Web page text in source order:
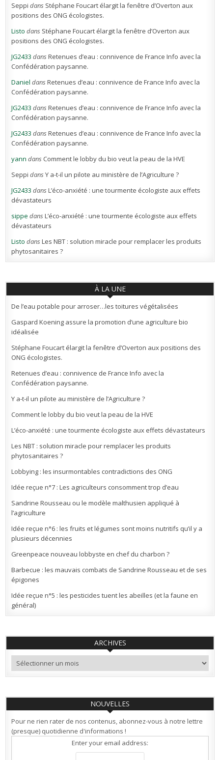
Seppi dans Stéphane Foucart élargit la fenêtre d’Overton aux
positions des ONG écologistes.
Listo dans Stéphane Foucart élargit la fenêtre d’Overton aux
positions des ONG écologistes.
JG2433 dansRetenues d’eau : connivence de France Info avec la
Confédération paysanne.
Daniel dansRetenues d’eau : connivence de France Info avec la
Confédération paysanne.
JG2433 dansRetenues d’eau : connivence de France Info avec la
Confédération paysanne.
JG2433 dansRetenues d’eau : connivence de France Info avec la
Confédération paysanne.
yann dans Comment le lobby du bio veut la peau de la HVE
Seppi dansY a-t-il un pilote au ministère de l’Agriculture ?
JG2433 dansL’éco-anxiété : une tourmente écologiste aux effets
dévastateurs
sippe dansL’éco-anxiété : une tourmente écologiste aux effets
dévastateurs
Listo dansLes NBT : solution miracle pour remplacer les produits
phytosanitaires ?
À LA UNE
De l’eau potable pour arroser…les toitures végétalisées
Gaspard Koening assure la promotion d’une agriculture bio
idéalisée
Stéphane Foucart élargit la fenêtre d’Overton aux positions des
ONG écologistes.
Retenues d’eau : connivence de France Info avec la
Confédération paysanne.
Y a-t-il un pilote au ministère de l’Agriculture ?
Comment le lobby du bio veut la peau de la HVE
L’éco-anxiété : une tourmente écologiste aux effets dévastateurs
Les NBT : solution miracle pour remplacer les produits
phytosanitaires ?
Lobbying : les insurmontables contradictions des ONG
Idée reçue n°7 : Les agriculteurs consomment trop d’eau
Sandrine Rousseau ou le modèle malthusien appliqué à
l’agriculture
Idée reçue n°6 : les fruits et légumes sont moins nutritifs qu’il y a
plusieurs décennies
Greenpeace nouveau lobbyste en chef du charbon ?
Barbecue : les mauvais combats de Sandrine Rousseau et de ses
épigones
Idée reçue n°5 : les pesticides tuent les abeilles (et la faune en
général)
ARCHIVES
Archives
NOUVELLES
Pour ne rien rater de nos contenus, abonnez-vous à notre lettre
(presque) quotidienne d'informations !
Enter your email address: